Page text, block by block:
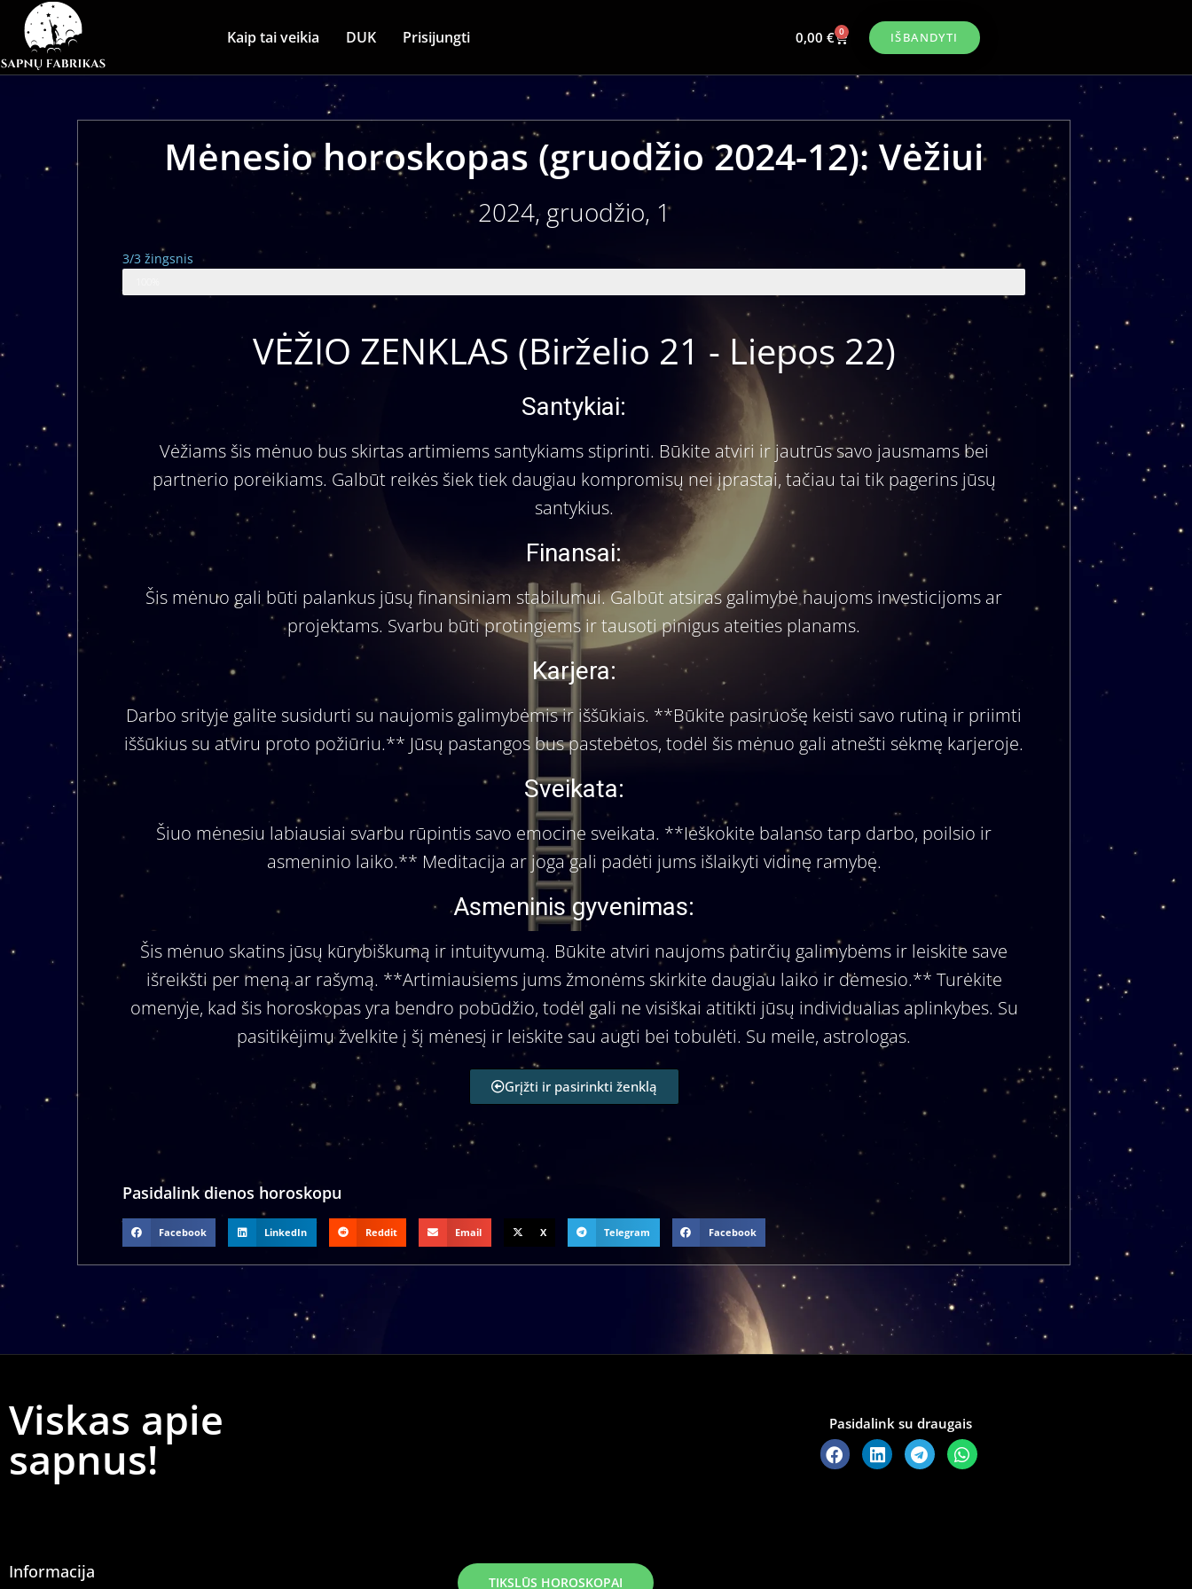
Kaip tai veikia DUK Prisijungti 0,00 € 0 IŠBANDYTI
Mėnesio horoskopas (gruodžio 2024-12): Vėžiui
2024, gruodžio, 1
3/3 žingsnis
VĖŽIO ZENKLAS (Birželio 21 - Liepos 22)
Santykiai:
Vėžiams šis mėnuo bus skirtas artimiems santykiams stiprinti. Būkite atviri ir jautrūs savo jausmams bei
partnerio poreikiams. Galbūt reikės šiek tiek daugiau kompromisų nei įprastai, tačiau tai tik pagerins jūsų
santykius.
Finansai:
Šis mėnuo gali būti palankus jūsų finansiniam stabilumui. Galbūt atsiras galimybė naujoms investicijoms ar
projektams. Svarbu būti protingiems ir tausoti pinigus ateities planams.
Karjera:
Darbo srityje galite susidurti su naujomis galimybėmis ir iššūkiais. **Būkite pasiruošę keisti savo rutiną ir priimti
iššūkius su atviru proto požiūriu.** Jūsų pastangos bus pastebėtos, todėl šis mėnuo gali atnešti sėkmę karjeroje.
Sveikata:
Šiuo mėnesiu labiausiai svarbu rūpintis savo emocine sveikata. **Ieškokite balanso tarp darbo, poilsio ir
asmeninio laiko.** Meditacija ar joga gali padėti jums išlaikyti vidinę ramybę.
Asmeninis gyvenimas:
Šis mėnuo skatins jūsų kūrybiškumą ir intuityvumą. Būkite atviri naujoms patirčių galimybėms ir leiskite save
išreikšti per meną ar rašymą. **Artimiausiems jums žmonėms skirkite daugiau laiko ir dėmesio.** Turėkite
omenyje, kad šis horoskopas yra bendro pobūdžio, todėl gali ne visiškai atitikti jūsų individualias aplinkybes. Su
pasitikėjimu žvelkite į šį mėnesį ir leiskite sau augti bei tobulėti. Su meile, astrologas.
Grįžti ir pasirinkti ženklą
Pasidalink dienos horoskopu
Facebook LinkedIn Reddit Email X Telegram Facebook
Viskas apie
sapnus!
Pasidalink su draugais
Informacija
TIKSLŪS HOROSKOPAI